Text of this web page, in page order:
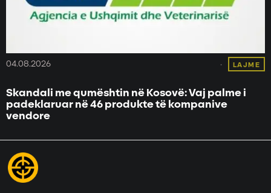
04.08.2026 LAJME
Skandali me qumështin në Kosovë: Vaj palme i
padeklaruar në 46 produkte të kompanive
vendore